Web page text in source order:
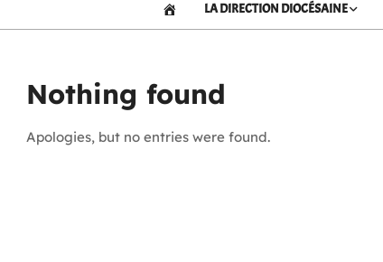
ACCUEILLA DIRECTION DIOCÉSAINE
Nothing found
Apologies, but no entries were found.